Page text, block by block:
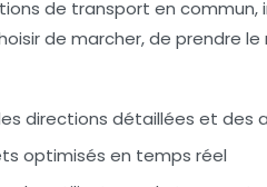
de transport en commun,
de marcher, de prendre
directions détaillées et des
optimisés en temps réel